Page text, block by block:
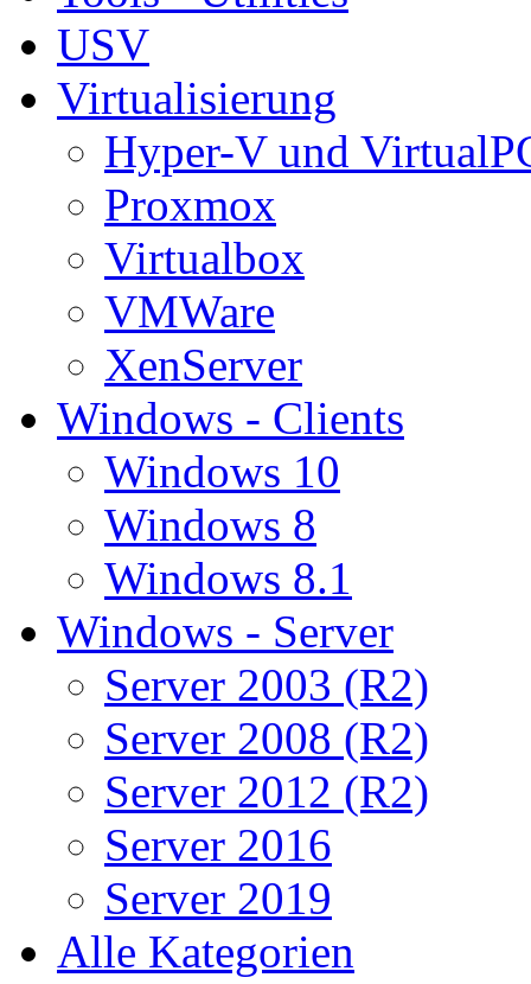
USV
Virtualisierung
Hyper-V und
Proxmox
Virtualbox
VMWare
XenServer
Windows - Clients
Windows 10
Windows 8
Windows 8.1
Windows - Server
Server 2003 (R2)
Server 2008 (R2)
Server 2012 (R2)
Server 2016
Server 2019
Alle Kategorien